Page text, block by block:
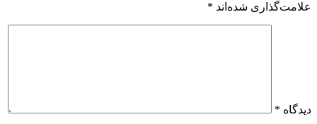
علامت‌گذاری شده‌اند *
دیدگاه *